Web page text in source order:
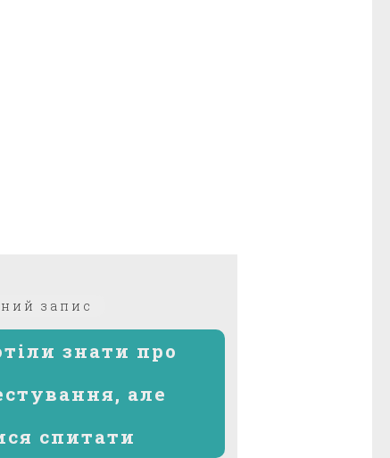
запис
запис:
знати про
але
спитати